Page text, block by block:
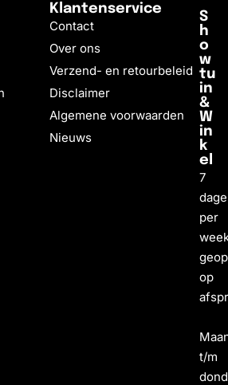
Klantenservice
Contact
Over ons
Verzend- en retourbeleid
Disclaimer
Algemene voorwaarden
Nieuws
S
h
o
w
tu
in
&
W
in
k
el
7
per
op
t/m